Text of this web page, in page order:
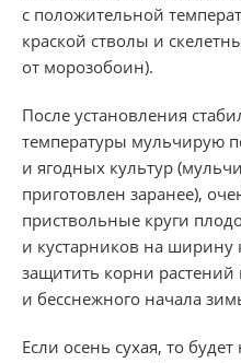
с положительной
краской стволы и
от морозобоин).
После установления
температуры мульчирую
и ягодных культур
приготовлен заранее),
приствольные круги
и кустарников на ширину
защитить корни растений
и бесснежного начала
Если осень сухая, то